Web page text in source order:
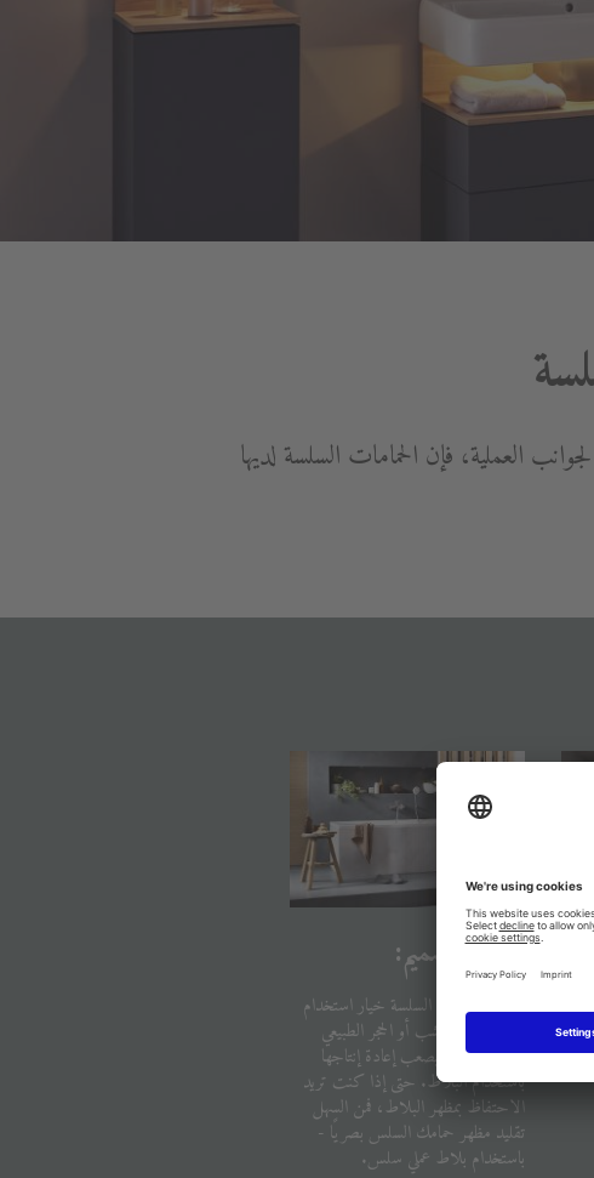
العملية، فإن الحمامات السلسة لديها
حرية التصميم:
تمنحك الحمامات السلسة خيار استخدام
المواد، مثل الخشب أو الحجر الطبيعي
المستمر، والتي يصعب إعادة إنتاجها
باستخدام البلاط. حتى إذا كنت تريد
الاحتفاظ بمظهر البلاط، فمن السهل
تقليد مظهر حمامك السلس بصريًا -
باستخدام بلاط عملي سلس.